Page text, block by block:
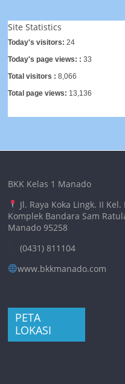
Site Statistics
Today's visitors:24
Today's page views: :33
Total visitors :8,066
Total page views: 13,136
BKK Kelas 1 Manado
Jl. Raya Koka Lingk. II
Komplek Bandara Sam
Manado 95258
(0431) 811104
www.bkkmanado.com
PETA
LOKASI